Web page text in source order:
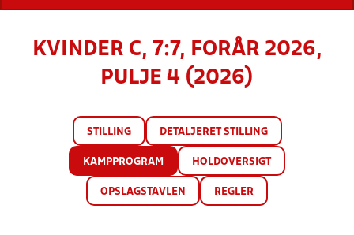
KVINDER C, 7:7, FORÅR 2026,
PULJE 4 (2026)
STILLING DETALJERET STILLING
KAMPPROGRAM HOLDOVERSIGT
OPSLAGSTAVLEN REGLER